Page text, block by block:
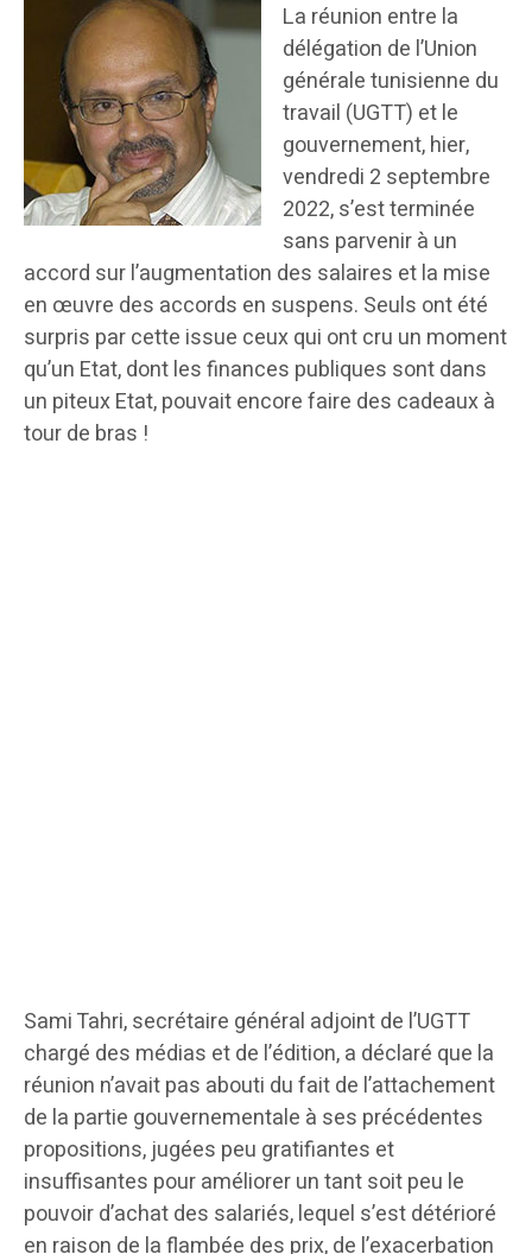
La réunion entre la
délégation de l’Union
générale tunisienne du
travail (UGTT) et le
gouvernement, hier,
vendredi 2 septembre
2022, s’est terminée
sans parvenir à un
accord sur l’augmentation des salaires et la mise
en œuvre des accords en suspens. Seuls ont été
surpris par cette issue ceux qui ont cru un moment
qu’un Etat, dont les finances publiques sont dans
un piteux Etat, pouvait encore faire des cadeaux à
tour de bras !
Sami Tahri, secrétaire général adjoint de l’UGTT
chargé des médias et de l’édition, a déclaré que la
réunion n’avait pas abouti du fait de l’attachement
de la partie gouvernementale à ses précédentes
propositions, jugées peu gratifiantes et
insuffisantes pour améliorer un tant soit peu le
pouvoir d’achat des salariés, lequel s’est détérioré
en raison de la flambée des prix, de l’exacerbation